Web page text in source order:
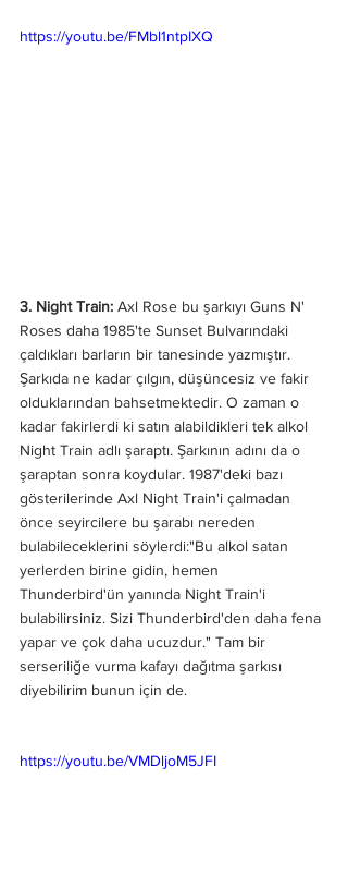
https://youtu.be/FMbl1ntpIXQ
3. Night Train: Axl Rose bu şarkıyı Guns N'
Roses daha 1985'te Sunset Bulvarındaki
çaldıkları barların bir tanesinde yazmıştır.
Şarkıda ne kadar çılgın, düşüncesiz ve fakir
olduklarından bahsetmektedir. O zaman o
kadar fakirlerdi ki satın alabildikleri tek alkol
Night Train adlı şaraptı. Şarkının adını da o
şaraptan sonra koydular. 1987'deki bazı
gösterilerinde Axl Night Train'i çalmadan
önce seyircilere bu şarabı nereden
bulabileceklerini söylerdi:"Bu alkol satan
yerlerden birine gidin, hemen
Thunderbird'ün yanında Night Train'i
bulabilirsiniz. Sizi Thunderbird'den daha fena
yapar ve çok daha ucuzdur." Tam bir
serseriliğe vurma kafayı dağıtma şarkısı
diyebilirim bunun için de.
https://youtu.be/VMDljoM5JFI